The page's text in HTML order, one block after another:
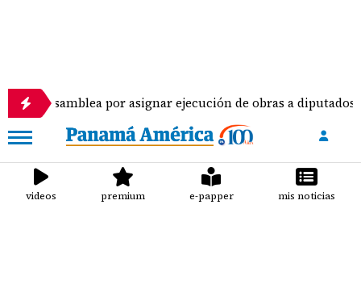
por asignar ejecución de obras a diputados
videos premium e-papper mis noticias